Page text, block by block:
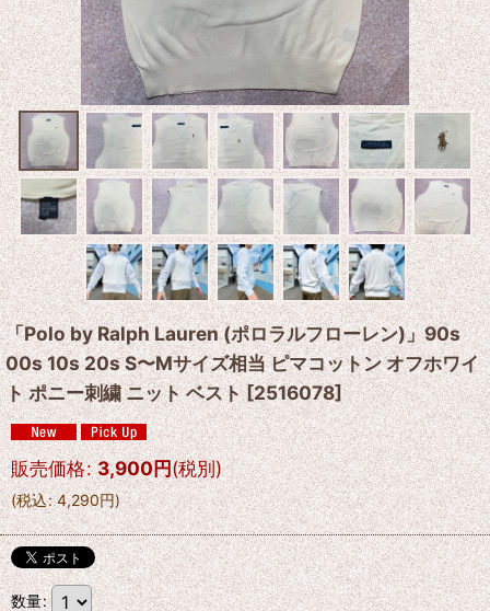
「Polo by Ralph Lauren (ポロラルフローレン)」90s
00s 10s 20s S〜Mサイズ相当 ピマコットン オフホワイ
ト ポニー刺繍 ニット ベスト [2516078]
販売価格: 3,900円(税別)
(税込: 4,290円)
数量: